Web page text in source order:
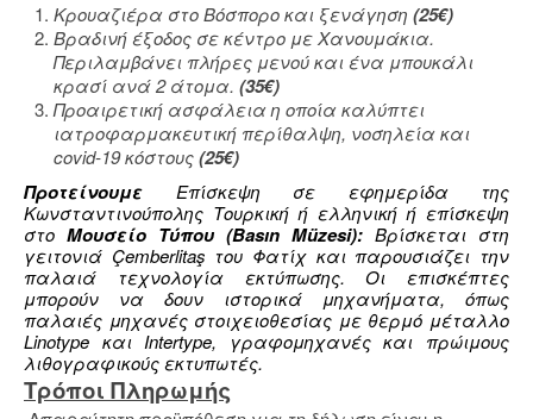
Κρουαζιέρα στο Βόσπορο και ξενάγηση (25€)
Βραδινή έξοδος σε κέντρο με Χανουμάκια.
Περιλαμβάνει πλήρες μενού και ένα μπουκάλι
κρασί ανά 2 άτομα. (35€)
Προαιρετική ασφάλεια η οποία καλύπτει
ιατροφαρμακευτική περίθαλψη, νοσηλεία και
covid-19 κόστους(25€)
Προτείνουμε Επίσκεψη σε εφημερίδα της
Κωνσταντινούπολης Τουρκική ή ελληνική ή επίσκεψη
στο Μουσείο Τύπου (Basın Müzesi): Βρίσκεται στη
γειτονιά Çemberlitaş του Φατίχ και παρουσιάζει την
παλαιά τεχνολογία εκτύπωσης. Οι επισκέπτες
μπορούν να δουν ιστορικά μηχανήματα, όπως
παλαιές μηχανές στοιχειοθεσίας με θερμό μέταλλο
Linotype και Intertype, γραφομηχανές και πρώιμους
λιθογραφικούς εκτυπωτές.
Τρόποι Πληρωμής